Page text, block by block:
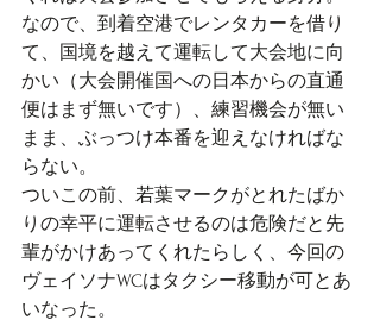
なので、到着空港でレンタカーを借り
て、国境を越えて運転して大会地に向
かい（大会開催国への日本からの直通
便はまず無いです）、練習機会が無い
まま、ぶっつけ本番を迎えなければな
らない。
ついこの前、若葉マークがとれたばか
りの幸平に運転させるのは危険だと先
輩がかけあってくれたらしく、今回の
ヴェイソナWCはタクシー移動が可とあ
いなった。